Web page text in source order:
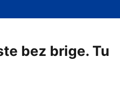
bez brige. Tu